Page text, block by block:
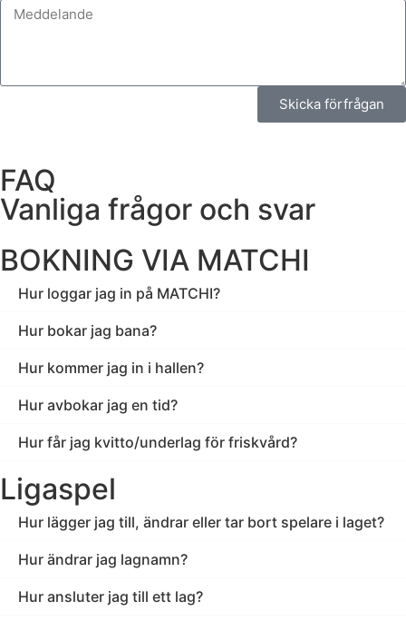
Skicka förfrågan
FAQ
Vanliga frågor och svar
BOKNING VIA MATCHI​
Hur loggar jag in på MATCHI?
Hur bokar jag bana?
Hur kommer jag in i hallen?
Hur avbokar jag en tid?
Hur får jag kvitto/underlag för friskvård?
Ligaspel
Hur lägger jag till, ändrar eller tar bort spelare i laget?
Hur ändrar jag lagnamn?
Hur ansluter jag till ett lag?